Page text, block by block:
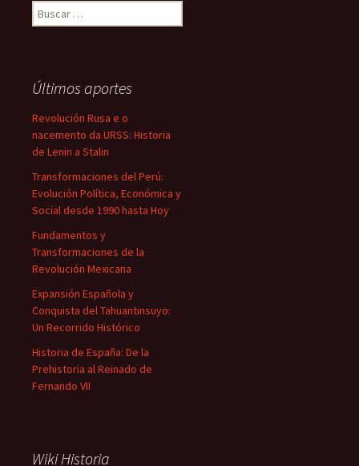
Buscar:
Últimos aportes
Revolución Rusa e o
nacemento da URSS: Historia
de Lenin a Stalin
Transformaciones del Perú:
Evolución Política, Económica y
Social desde 1990 hasta Hoy
Fundamentos y
Transformaciones de la
Revolución Mexicana
Expansión Española y
Conquista del Tahuantinsuyo:
Un Recorrido Histórico
Historia de España: De la
Prehistoria al Reinado de
Fernando VII
Wiki Historia